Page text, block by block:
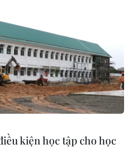
từ sáu quốc gia có đa số
kiện học tập cho học